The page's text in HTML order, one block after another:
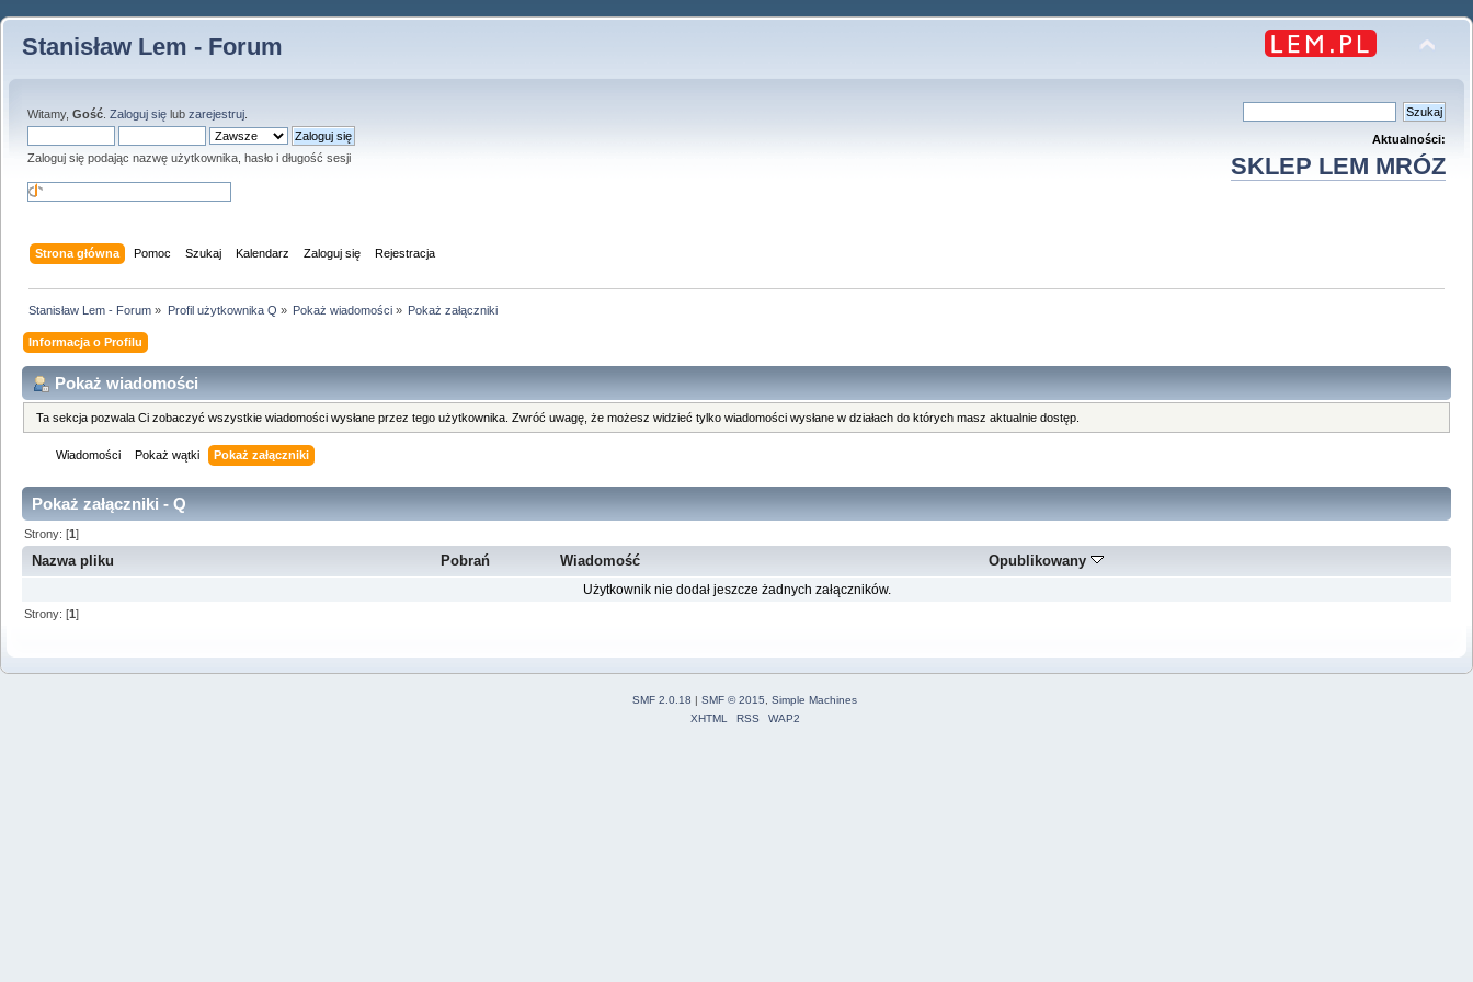
Stanisław Lem - Forum
Witamy, Gość Zaloguj się lub zarejestruj
Zaloguj się podając nazwę użytkownika, hasło i długość sesji
Aktualności:
SKLEP LEM MRÓZ
Strona główna Pomoc Szukaj Kalendarz Zaloguj się Rejestracja
Stanisław Lem - Forum » Profil użytkownika Q » Pokaż wiadomości» Pokaż załączniki
Informacja o Profilu
Pokaż wiadomości
Ta sekcja pozwala Ci zobaczyć wszystkie wiadomości wysłane przez tego użytkownika. Zwróć uwagę, że możesz widzieć tylko wiadomości wysłane w działach do których masz aktualnie dostęp.
Wiadomości Pokaż wątki Pokaż załączniki
Pokaż załączniki - Q
Strony: [1]
Nazwa pliku Pobrań Wiadomość Opublikowany
Użytkownik nie dodał jeszcze żadnych załączników.
Strony: [1]
SMF 2.0.18 | SMF © 2015
Simple Machines
XHTML
RSS WAP2